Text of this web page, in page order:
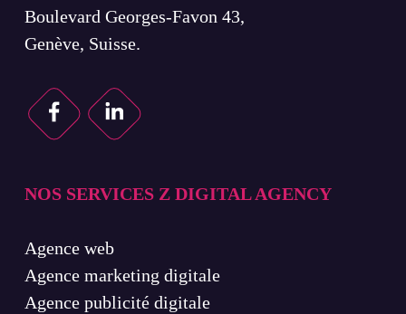
Boulevard Georges-Favon 43,
Genève, Suisse.
NOS SERVICES Z DIGITAL AGENCY
Agence web
Agence marketing digitale
Agence publicité digitale